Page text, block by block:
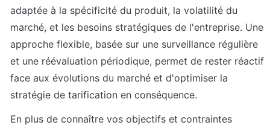
adaptée à la spécificité du produit, la volatilité du
marché, et les besoins stratégiques de l'entreprise. Une
approche flexible, basée sur une surveillance régulière
et une réévaluation périodique, permet de rester réactif
face aux évolutions du marché et d'optimiser la
stratégie de tarification en conséquence.
En plus de connaître vos objectifs et contraintes